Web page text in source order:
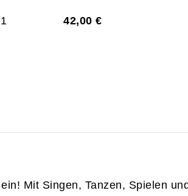
42,00 €
Mit Singen, Tanzen, Spielen